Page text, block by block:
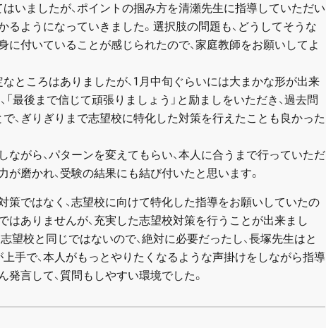
いましたが、ポイントの掴み方を清瀬先生に指導していただい
るようになっていきました。選択肢の問題も、どうしてそうな
に付いていることが感じられたので、家庭教師をお願いしてよ
ところはありましたが、1月中旬ぐらいには大まかな形が出来
「最後まで信じて頑張りましょう」と励ましをいただき、過去問
、ぎりぎりまで志望校に特化した対策を行えたことも良かった
ながら、パターンを変えてもらい、本人に合うまで行っていただ
が磨かれ、受験の結果にも結び付いたと思います。
策ではなく、志望校に向けて特化した指導をお願いしていたの
はありませんが、充実した志望校対策を行うことが出来まし
望校と同じではないので、絶対に必要だったし、長塚先生はと
手で、本人がもっとやりたくなるような声掛けをしながら指導
発言して、質問もしやすい環境でした。